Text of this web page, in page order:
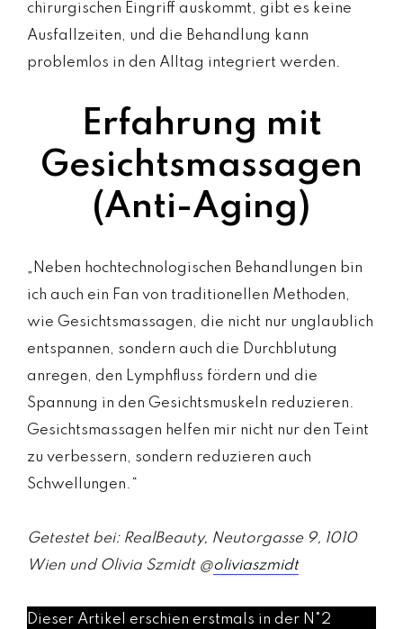
chirurgischen Eingriff auskommt, gibt es keine
Ausfallzeiten, und die Behandlung kann
problemlos in den Alltag integriert werden.
Erfahrung mit
Gesichtsmassagen
(Anti-Aging)
„Neben hochtechnologischen Behandlungen bin
ich auch ein Fan von traditionellen Methoden,
wie Gesichtsmassagen, die nicht nur unglaublich
entspannen, sondern auch die Durchblutung
anregen, den Lymphfluss fördern und die
Spannung in den Gesichtsmuskeln reduzieren.
Gesichtsmassagen helfen mir nicht nur den Teint
zu verbessern, sondern reduzieren auch
Schwellungen.“
Getestet bei: RealBeauty, Neutorgasse 9, 1010
Wien und Olivia Szmidt @oliviaszmidt
Dieser Artikel erschien erstmals in der N°2